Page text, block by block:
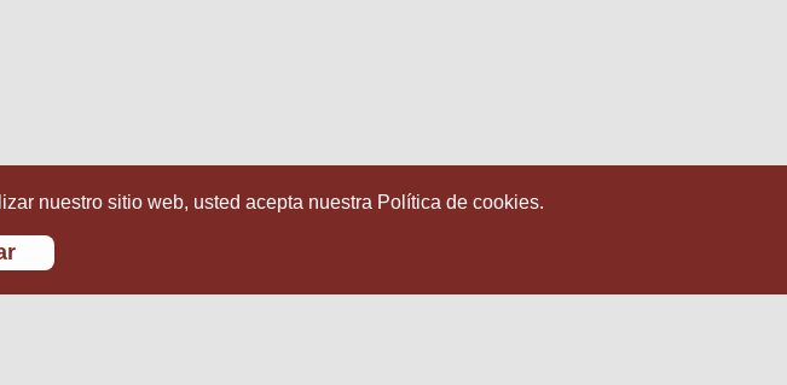
nuestro sitio web, usted acepta nuestra Política de cookies.